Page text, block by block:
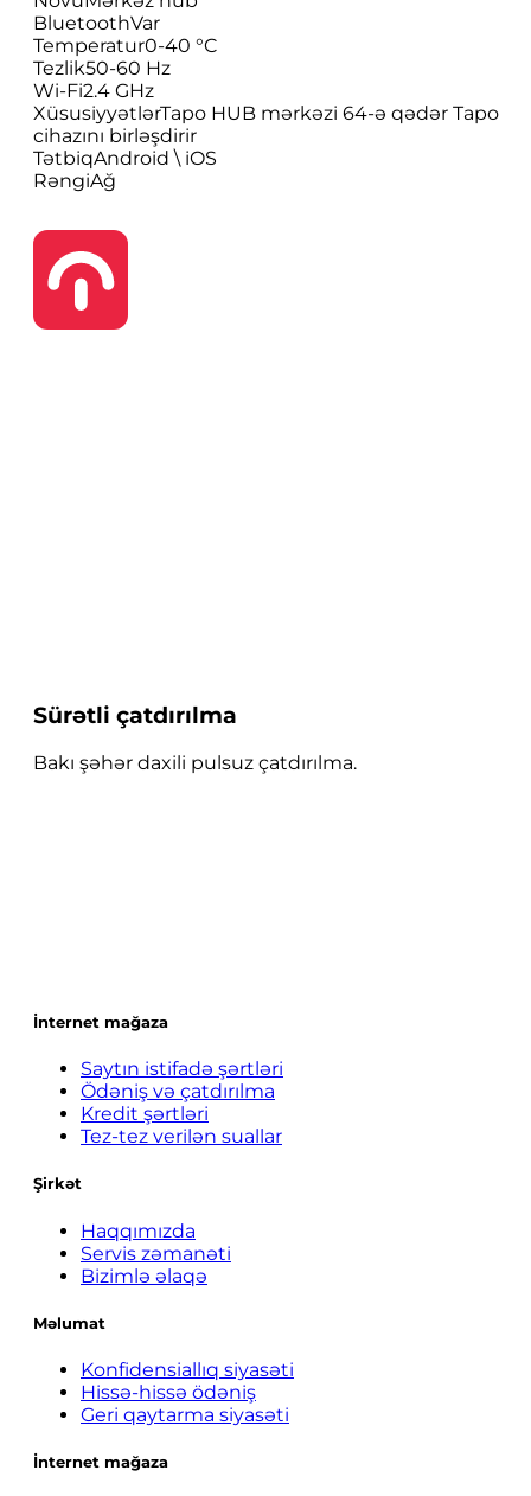
BluetoothVar
Temperatur0-40 °C
Tezlik50-60 Hz
Wi-Fi2.4 GHz
XüsusiyyətlərTapo HUB mərkəzi 64-ə qədər Tapo
cihazını birləşdirir
TətbiqAndroid \ iOS
RəngiAğ
Sürətli çatdırılma
Bakı şəhər daxili pulsuz çatdırılma.
İnternet mağaza
Saytın istifadə şərtləri
Ödəniş və çatdırılma
Kredit şərtləri
Tez-tez verilən suallar
Şirkət
Haqqımızda
Servis zəmanəti
Bizimlə əlaqə
Məlumat
Konfidensiallıq siyasəti
Hissə-hissə ödəniş
Geri qaytarma siyasəti
İnternet mağaza